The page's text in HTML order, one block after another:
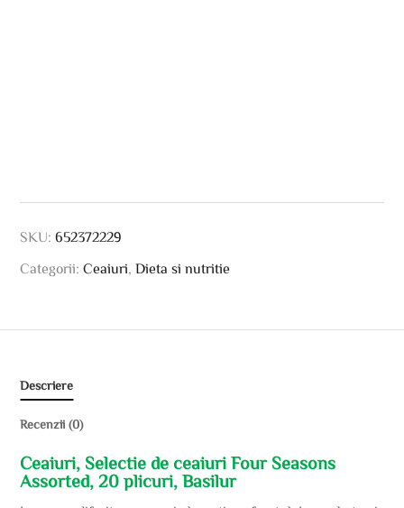
SKU:652372229
Categorii:Ceaiuri ,Dieta si nutritie
Descriere
Recenzii (0)
Ceaiuri, Selectie de ceaiuri Four Seasons
Assorted, 20 plicuri, Basilur